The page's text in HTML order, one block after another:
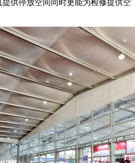
供停放空间同时更能为检修提供空